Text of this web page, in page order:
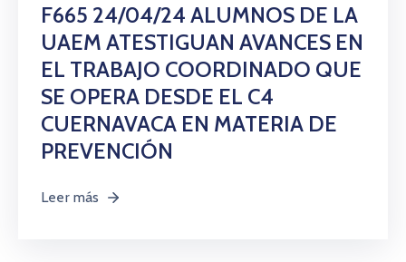
F665 24/04/24 ALUMNOS DE LA
UAEM ATESTIGUAN AVANCES EN
EL TRABAJO COORDINADO QUE
SE OPERA DESDE EL C4
CUERNAVACA EN MATERIA DE
PREVENCIÓN
Leer más